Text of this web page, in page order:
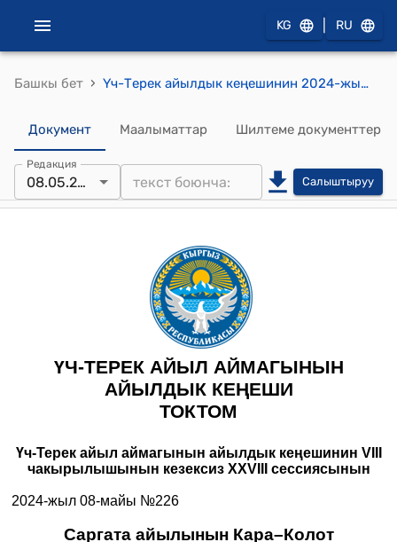
KG RU
Башкы бет › Үч-Терек айылдык кеңешинин 2024-жылынын 08-майындагы №226 “Саргата айылынын Кара–Колот участкасынан, Үч-Терек–Кызыл-Өзгөрүш унаа жолунун 2010м аралыгындагы №318 контурдагы 0,05га жайыт жер аянтынын багытын өзгөртүүгө макулдук берүү жөнүндө” токтому
Документ Маалыматтар Шилтеме документтер
Редакция
08.05.2024 Салыштыруу